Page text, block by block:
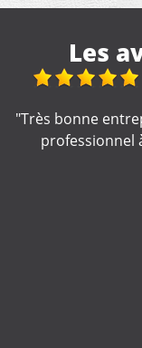
Les
"Travail rapide